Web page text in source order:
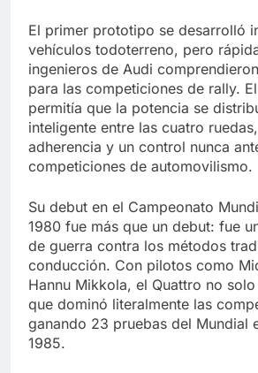
El primer prototipo se desarrolló
vehículos todoterreno, pero
ingenieros de Audi
para las competiciones de rally.
permitía que la potencia se
inteligente entre las cuatro
adherencia y un control nunca
competiciones de automovilismo.
Su debut en el Campeonato
1980 fue más que un debut: fue
de guerra contra los métodos
conducción. Con pilotos como
Hannu Mikkola, el Quattro no
que dominó literalmente las
ganando 23 pruebas del Mundial
1985.